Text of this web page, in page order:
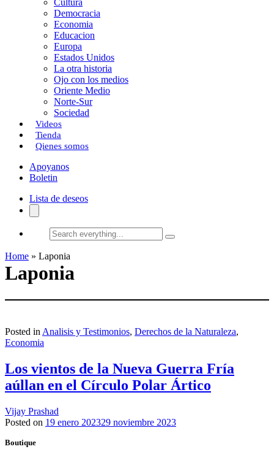
Cultura
Democracia
Economia
Educacion
Europa
Estados Unidos
La otra historia
Ojo con los medios
Oriente Medio
Norte-Sur
Sociedad
Videos
Tienda
Qienes somos
Apoyanos
Boletin
Lista de deseos
Search
everything...
Home » Laponia
Laponia
Posted in Analisis y Testimonios, Derechos de la Naturaleza,
Economia
Los vientos de la Nueva Guerra Fría
aúllan en el Círculo Polar Ártico
Vijay Prashad
Posted on 19 enero 202329 noviembre 2023
Boutique